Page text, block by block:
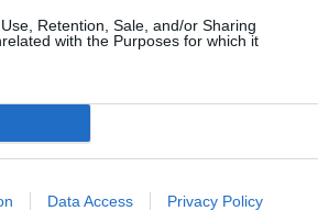
Retention, Sale, and/or Sharing
with the Purposes for which it
Data Access Privacy Policy